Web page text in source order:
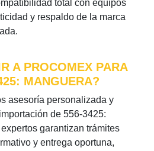
total con equipos
y respaldo de la marca
A PROCOMEX PARA
MANGUERA?
asesoría personalizada y
de 556-3425:
garantizan trámites
y entrega oportuna,